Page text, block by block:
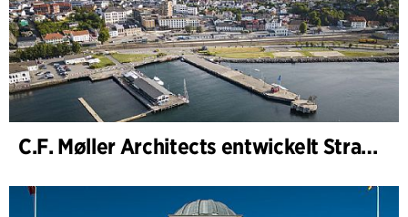
C.F. Møller Architects entwickelt Strategie für „Knutepunkt Larvik und Indre Havn“